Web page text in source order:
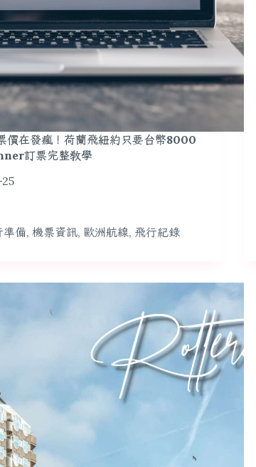
在發瘋！荷蘭飛紐約只要台幣8000
訂票完整教學
準備, 機票資訊, 歐洲航線, 飛行紀錄